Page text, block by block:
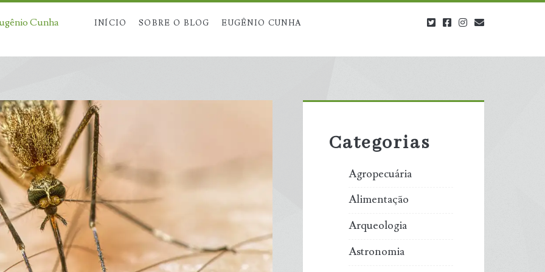
Cunha INÍCIO SOBRE O BLOG EUGÊNIO CUNHA twitterfacebookinstagram
Sidebar
Categorias
Agropecuária
Alimentação
Arqueologia
Astronomia